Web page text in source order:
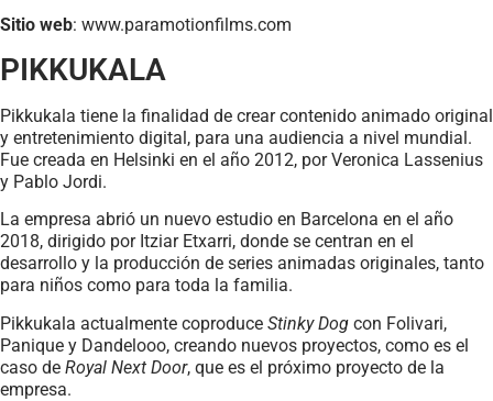
Sitio web: www.paramotionfilms.com
PIKKUKALA
Pikkukala tiene la finalidad de crear contenido animado original
y entretenimiento digital, para una audiencia a nivel mundial.
Fue creada en Helsinki en el año 2012, por Veronica Lassenius
y Pablo Jordi.
La empresa abrió un nuevo estudio en Barcelona en el año
2018, dirigido por Itziar Etxarri, donde se centran en el
desarrollo y la producción de series animadas originales, tanto
para niños como para toda la familia.
Pikkukala actualmente coproduce Stinky Dog con Folivari,
Panique y Dandelooo, creando nuevos proyectos, como es el
caso de Royal Next Door, que es el próximo proyecto de la
empresa.